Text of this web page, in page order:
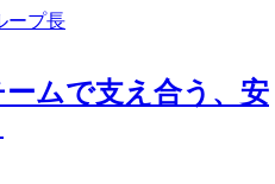
ープ長
ムで支え合う、安